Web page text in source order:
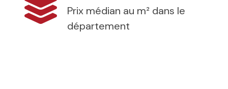
Prix médian au m² dans le
département